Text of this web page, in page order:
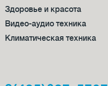
Здоровье и красота
Видео-аудио техника
Климатическая техника